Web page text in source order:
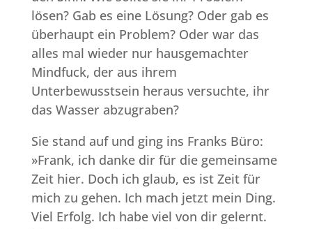
lösen? Gab es eine Lösung? Oder gab es
überhaupt ein Problem? Oder war das
alles mal wieder nur hausgemachter
Mindfuck, der aus ihrem
Unterbewusstsein heraus versuchte, ihr
das Wasser abzugraben?
Sie stand auf und ging ins Franks Büro:
»Frank, ich danke dir für die gemeinsame
Zeit hier. Doch ich glaub, es ist Zeit für
mich zu gehen. Ich mach jetzt mein Ding.
Viel Erfolg. Ich habe viel von dir gelernt.